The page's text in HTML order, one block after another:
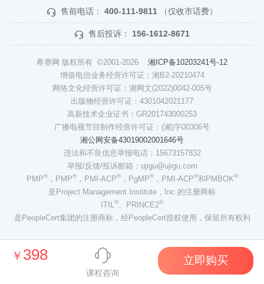
￥ 398
课程咨询
立即购买
售前电话： 400-111-9811 （仅收市话费）
售后投诉： 156-1612-8671
希赛网 版权所有 ©2001-2026 湘ICP备10203241号-12
增值电信业务经营许可证：湘B2-20210474
网络文化经营许可证：湘网文(2022)0042-005号
出版物经营许可证：4301042021177
高新技术企业证书：GR201743000253
广播电视节目制作经营许可证：(湘)字00306号
湘公网安备43019002001646号
违法和不良信息举报电话：15673157832
举报/反馈/投诉邮箱：ujigu@ujigu.com
PMP®，PMP®，PMI-ACP®，PgMP®，PMI-ACP®和PMBOK®
是Project Management Institute，Inc.的注册商标
ITIL®、PRINCE2®
是PeopleCert集团的注册商标，经PeopleCert授权使用，保留所有权利